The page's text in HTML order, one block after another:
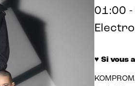
01:00
♥ Si vous